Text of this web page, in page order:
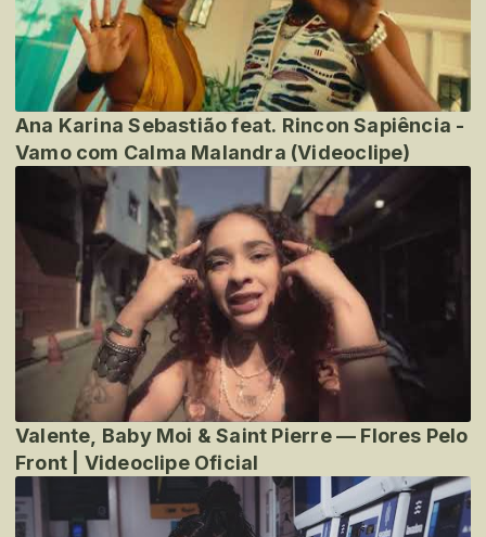
Ana Karina Sebastião feat. Rincon Sapiência -
Vamo com Calma Malandra (Videoclipe)
Valente, Baby Moi & Saint Pierre — Flores Pelo
Front | Videoclipe Oficial